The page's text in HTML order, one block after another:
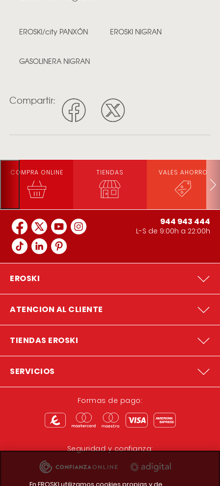
EROSKI/city PANXÓN EROSKI NIGRAN
GASOLINERA NIGRAN
Compartir:
COMPRA ONLINE TIENDAS VALES AHORRO
944 943 444
L-S de 9:00h a 22:00h
EROSKI
ATENCION AL CLIENTE
TIENDAS EROSKI
SERVICIOS
Formas de pago:
Seguridad y confianza:
En EROSKI utilizamos cookies propias y de